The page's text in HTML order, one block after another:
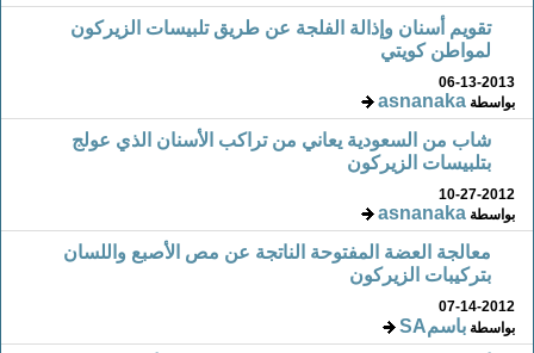
تقويم أسنان وإذالة الفلجة عن طريق تلبيسات الزيركون
لمواطن كويتي
06-13-2013
بواسطةasnanaka
شاب من السعودية يعاني من تراكب الأسنان الذي عولج
بتلبيسات الزيركون
10-27-2012
بواسطةasnanaka
معالجة العضة المفتوحة الناتجة عن مص الأصبع واللسان
بتركيبات الزيركون
07-14-2012
بواسطةباسمSA